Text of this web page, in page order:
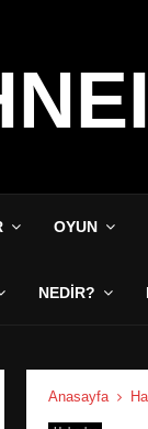
OYUN
NEDIR?
Anasayfa